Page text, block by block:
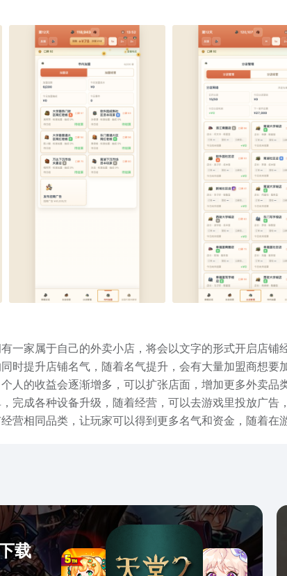
一家属于自己的外卖小店，将会以文字的形式开启店
时提升店铺名气，随着名气提升，会有大量加盟商想
人的收益会逐渐增多，可以扩张店面，增加更多外卖
完成各种设备升级，随着经营，可以去游戏里投放广
营相同品类，让玩家可以得到更多名气和资金，随着
营头脑，从街边小店发展为外卖之神。外卖之神手游
的外卖店铺，玩家可以由此联想一家属于自己的店铺类
载